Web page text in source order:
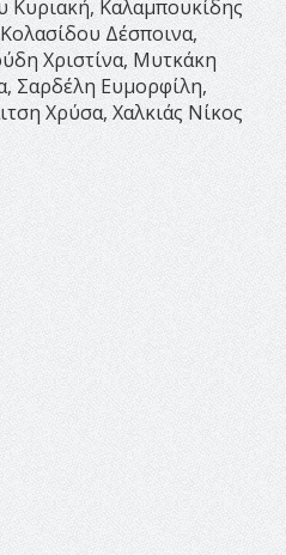
Κυριακή, Καλαμπουκίδης
Δέσποινα,
Χριστίνα, Μυτκάκη
Σαρδέλη Ευμορφίλη,
Χρύσα, Χαλκιάς Νίκος